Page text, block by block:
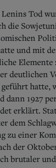
Tod
die
und mit
Elemente
deutlichen
geführt
dann 1927
erklärt.
dem
zu einer
der
brutaler